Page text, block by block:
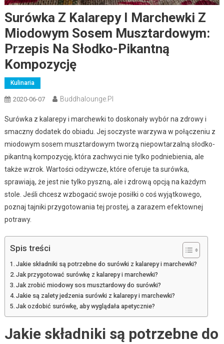
Surówka Z Kalarepy I Marchewki Z
Miodowym Sosem Musztardowym:
Przepis Na Słodko-Pikantną
Kompozycję
Kulinaria
2020-06-07 Buddhalounge.pl
Surówka z kalarepy i marchewki to doskonały wybór na zdrowy i
smaczny dodatek do obiadu. Jej soczyste warzywa w połączeniu z
miodowym sosem musztardowym tworzą niepowtarzalną słodko-
pikantną kompozycję, która zachwyci nie tylko podniebienia, ale
także wzrok. Wartości odżywcze, które oferuje ta surówka,
sprawiają, że jest nie tylko pyszną, ale i zdrową opcją na każdym
stole. Jeśli chcesz wzbogacić swoje posiłki o coś wyjątkowego,
poznaj tajniki przygotowania tej prostej, a zarazem efektownej
potrawy.
Spis treści
Jakie składniki są potrzebne do surówki z kalarepy i marchewki?
Jak przygotować surówkę z kalarepy i marchewki?
Jak zrobić miodowy sos musztardowy do surówki?
Jakie są zalety jedzenia surówki z kalarepy i marchewki?
Jak ozdobić surówkę, aby wyglądała apetycznie?
Jakie składniki są potrzebne do